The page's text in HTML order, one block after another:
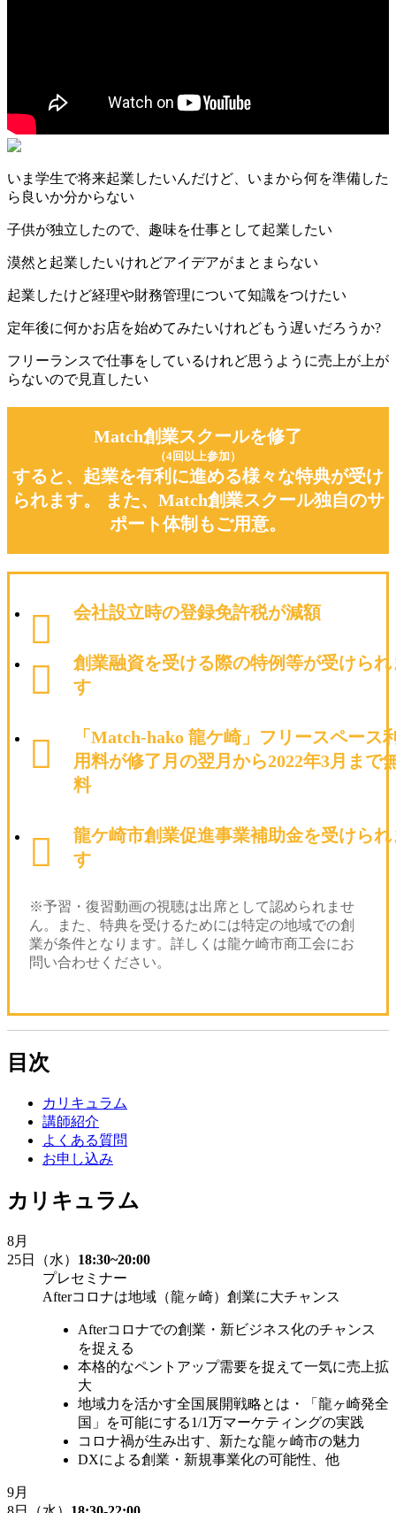
いま学生で将来起業したいんだけど、いまから何を準備した
ら良いか分からない
子供が独立したので、趣味を仕事として起業したい
漠然と起業したいけれどアイデアがまとまらない
起業したけど経理や財務管理について知識をつけたい
定年後に何かお店を始めてみたいけれどもう遅いだろうか?
フリーランスで仕事をしているけれど思うように売上が上が
らないので見直したい
Match創業スクールを修了
（4回以上参加）
すると、起業を有利に進める様々な特典が受け
られます。 また、Match創業スクール独自のサ
ポート体制もご用意。
会社設立時の登録免許税が減額
創業融資を受ける際の特例等が受けられ
す
「Match-hako 龍ケ崎」フリースペース
用料が修了月の翌月から2022年3月まで
料
龍ケ崎市創業促進事業補助金を受けられ
す
※予習・復習動画の視聴は出席として認められませ
ん。また、特典を受けるためには特定の地域での創
業が条件となります。詳しくは龍ケ崎市商工会にお
問い合わせください。
目次
カリキュラム
講師紹介
よくある質問
お申し込み
カリキュラム
8月
25日
（水） 18:30~20:00
プレセミナー
Afterコロナは地域（龍ヶ崎）創業に大チャンス
Afterコロナでの創業・新ビジネス化のチャンス
を捉える
本格的なペントアップ需要を捉えて一気に売上拡
大
地域力を活かす全国展開戦略とは・「龍ヶ崎発全
国」を可能にする1/1万マーケティングの実践
コロナ禍が生み出す、新たな龍ヶ崎市の魅力
DXによる創業・新規事業化の可能性、他
9月